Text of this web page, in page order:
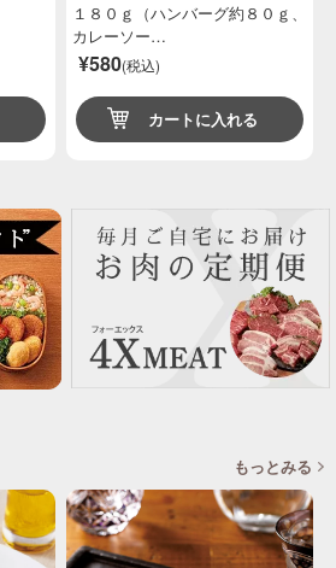
１８０ｇ（ハンバーグ約８０ｇ、
カレーソー…
¥580(税込)
カートに入れる
もっとみる